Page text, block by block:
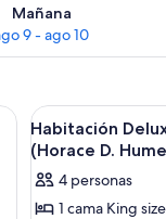
Mañana
9 - ago 10
cama grande, un
Ver
todas
las
fotos
7
Habitación
(Horace D.
4 personas
1 cama King